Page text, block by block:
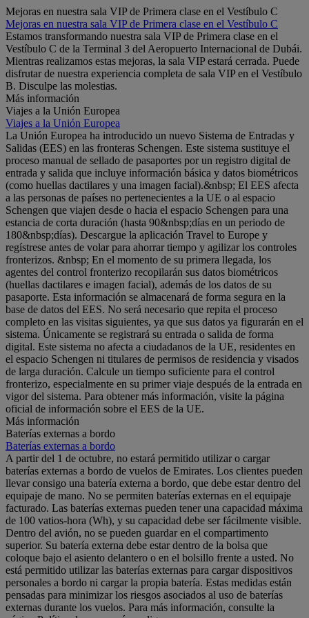
Mejoras en nuestra sala VIP de Primera clase en el Vestíbulo C
Mejoras en nuestra sala VIP de Primera clase en el Vestíbulo C
Estamos transformando nuestra sala VIP de Primera clase en el
Vestíbulo C de la Terminal 3 del Aeropuerto Internacional de Dubái.
Mientras realizamos estas mejoras, la sala VIP estará cerrada. Puede
disfrutar de nuestra experiencia completa de sala VIP en el Vestíbulo
B. Disculpe las molestias.
Más información
Viajes a la Unión Europea
Viajes a la Unión Europea
La Unión Europea ha introducido un nuevo Sistema de Entradas y
Salidas (EES) en las fronteras Schengen. Este sistema sustituye el
proceso manual de sellado de pasaportes por un registro digital de
entrada y salida que incluye información básica y datos biométricos
(como huellas dactilares y una imagen facial).&nbsp; El EES afecta
a las personas de países no pertenecientes a la UE o al espacio
Schengen que viajen desde o hacia el espacio Schengen para una
estancia de corta duración (hasta 90&nbsp;días en un periodo de
180&nbsp;días). Descargue la aplicación Travel to Europe y
regístrese antes de volar para ahorrar tiempo y agilizar los controles
fronterizos. &nbsp; En el momento de su primera llegada, los
agentes del control fronterizo recopilarán sus datos biométricos
(huellas dactilares e imagen facial), además de los datos de su
pasaporte. Esta información se almacenará de forma segura en la
base de datos del EES. No será necesario que repita el proceso
completo en las visitas siguientes, ya que sus datos ya figurarán en el
sistema. Únicamente se registrará su entrada o salida de forma
digital. Este sistema no afecta a ciudadanos de la UE, residentes en
el espacio Schengen ni titulares de permisos de residencia y visados
de larga duración. Calcule un tiempo suficiente para el control
fronterizo, especialmente en su primer viaje después de la entrada en
vigor del sistema. Para obtener más información, visite la página
oficial de información sobre el EES de la UE.
Más información
Baterías externas a bordo
Baterías externas a bordo
A partir del 1 de octubre, no estará permitido utilizar o cargar
baterías externas a bordo de vuelos de Emirates. Los clientes pueden
llevar consigo una batería externa a bordo, que debe estar dentro del
equipaje de mano. No se permiten baterías externas en el equipaje
facturado. Las baterías externas pueden tener una capacidad máxima
de 100 vatios-hora (Wh), y su capacidad debe ser fácilmente visible.
Dentro del avión, no se pueden guardar en el compartimento
superior. Su batería externa debe estar dentro de la bolsa que
coloque bajo el asiento delantero o en el bolsillo frente a usted. No
está permitido utilizar las baterías externas para cargar dispositivos
personales a bordo ni cargar la propia batería. Estas medidas están
pensadas para minimizar los riesgos asociados al uso de baterías
externas durante los vuelos. Para más información, consulte la